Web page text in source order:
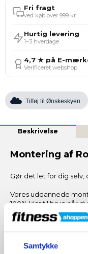
Samtykke
Fri fragt
ved køb over 999 kr.
Hurtig levering
1–3 hverdage
4,7 ★ på E-
Verificeret webshop
Tilføj til Ønskeskyen
Beskrivelse
Montering af
Gør det let for dig selv,
Vores uddannede
100% klar til brug når
Bemærk: Montering
adresse
almindelige